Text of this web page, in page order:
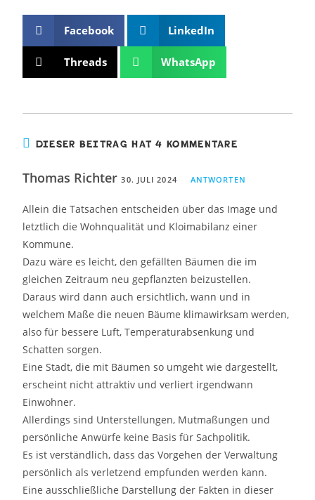
Facebook LinkedIn
Threads WhatsApp
DIESER BEITRAG HAT 4 KOMMENTARE
Thomas Richter30. JULI 2024 ANTWORTEN
Allein die Tatsachen entscheiden über das Image und
letztlich die Wohnqualität und Kloimabilanz einer
Kommune.
Dazu wäre es leicht, den gefällten Bäumen die im
gleichen Zeitraum neu gepflanzten beizustellen.
Daraus wird dann auch ersichtlich, wann und in
welchem Maße die neuen Bäume klimawirksam werden,
also für bessere Luft, Temperaturabsenkung und
Schatten sorgen.
Eine Stadt, die mit Bäumen so umgeht wie dargestellt,
erscheint nicht attraktiv und verliert irgendwann
Einwohner.
Allerdings sind Unterstellungen, Mutmaßungen und
persönliche Anwürfe keine Basis für Sachpolitik.
Es ist verständlich, dass das Vorgehen der Verwaltung
persönlich als verletzend empfunden werden kann.
Eine ausschließliche Darstellung der Fakten in dieser